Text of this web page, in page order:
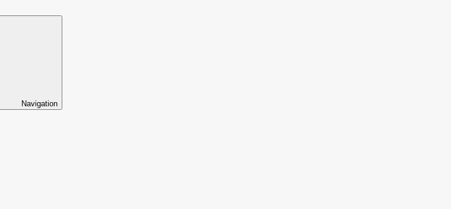
Navigation